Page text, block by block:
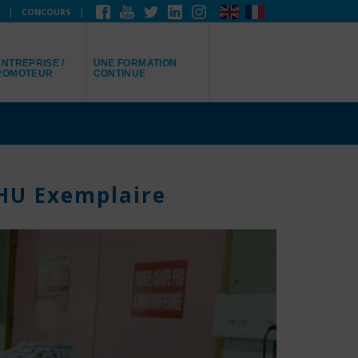
CONCOURS
/
UNE FORMATION
CONTINUE
Exemplaire